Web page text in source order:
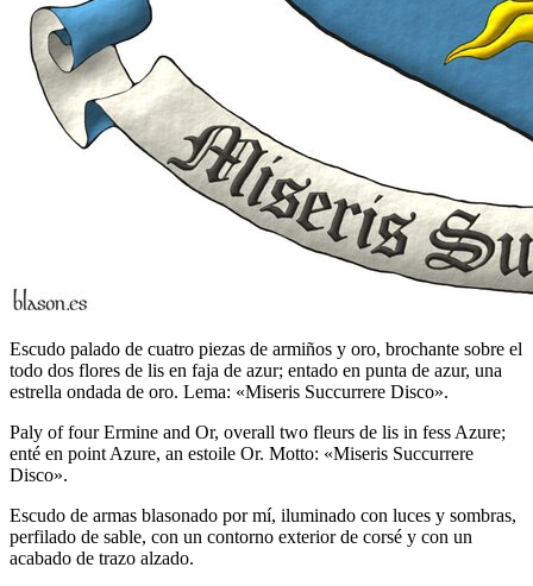
Escudo palado de cuatro piezas de armiños y oro, brochante sobre el
todo dos flores de lis en faja de azur; entado en punta de azur, una
estrella ondada de oro. Lema: «Miseris Succurrere Disco».
Paly of four Ermine and Or, overall two fleurs de lis in fess Azure;
enté en point Azure, an estoile Or. Motto: «Miseris Succurrere
Disco».
Escudo de armas blasonado por mí, iluminado con luces y sombras,
perfilado de sable, con un contorno exterior de corsé y con un
acabado de trazo alzado.